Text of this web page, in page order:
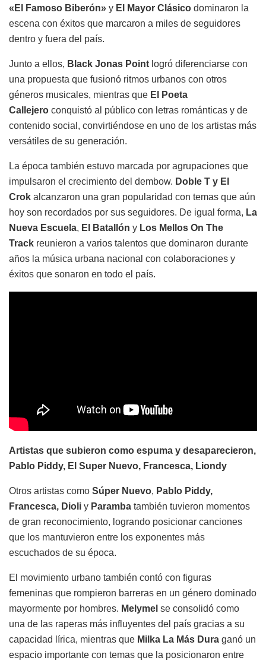
«El Famoso Biberón» y El Mayor Clásico dominaron la
escena con éxitos que marcaron a miles de seguidores
dentro y fuera del país.
Junto a ellos, Black Jonas Point logró diferenciarse con
una propuesta que fusionó ritmos urbanos con otros
géneros musicales, mientras que El Poeta
Callejero conquistó al público con letras románticas y de
contenido social, convirtiéndose en uno de los artistas más
versátiles de su generación.
La época también estuvo marcada por agrupaciones que
impulsaron el crecimiento del dembow. Doble T y El
Crok alcanzaron una gran popularidad con temas que aún
hoy son recordados por sus seguidores. De igual forma, La
Nueva Escuela, El Batallón y Los Mellos On The
Track reunieron a varios talentos que dominaron durante
años la música urbana nacional con colaboraciones y
éxitos que sonaron en todo el país.
Artistas que subieron como espuma y desaparecieron,
Pablo Piddy, El Super Nuevo, Francesca, Liondy
Otros artistas como Súper Nuevo, Pablo Piddy,
Francesca, Dioli y Paramba también tuvieron momentos
de gran reconocimiento, logrando posicionar canciones
que los mantuvieron entre los exponentes más
escuchados de su época.
El movimiento urbano también contó con figuras
femeninas que rompieron barreras en un género dominado
mayormente por hombres. Melymel se consolidó como
una de las raperas más influyentes del país gracias a su
capacidad lírica, mientras que Milka La Más Dura ganó un
espacio importante con temas que la posicionaron entre